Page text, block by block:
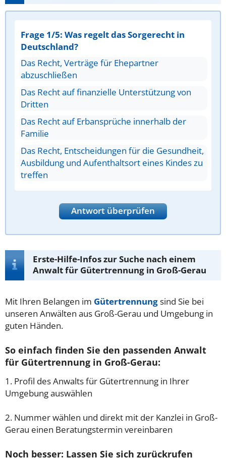
Frage 1/5: Was regelt das Sorgerecht in
Deutschland?
Das Recht, Verträge für Ehepartner
abzuschließen
Das Recht auf finanzielle Unterstützung von
Dritten
Das Recht auf Erbansprüche innerhalb der
Familie
Das Recht, Entscheidungen für die Gesundheit,
Ausbildung und Aufenthaltsort eines Kindes zu
treffen
Antwort überprüfen
Erste-Hilfe-Infos zur Suche nach einem
Anwalt für Gütertrennung in Groß-Gerau
Mit Ihren Belangen im Gütertrennungsind Sie bei
unseren Anwälten aus Groß-Gerau und Umgebung in
guten Händen.
So einfach finden Sie den passenden Anwalt
für Gütertrennung in Groß-Gerau:
1. Profil des Anwalts für Gütertrennung in Ihrer
Umgebung auswählen
2. Nummer wählen und direkt mit der Kanzlei in Groß-
Gerau einen Beratungstermin vereinbaren
Noch besser: Lassen Sie sich zurückrufen